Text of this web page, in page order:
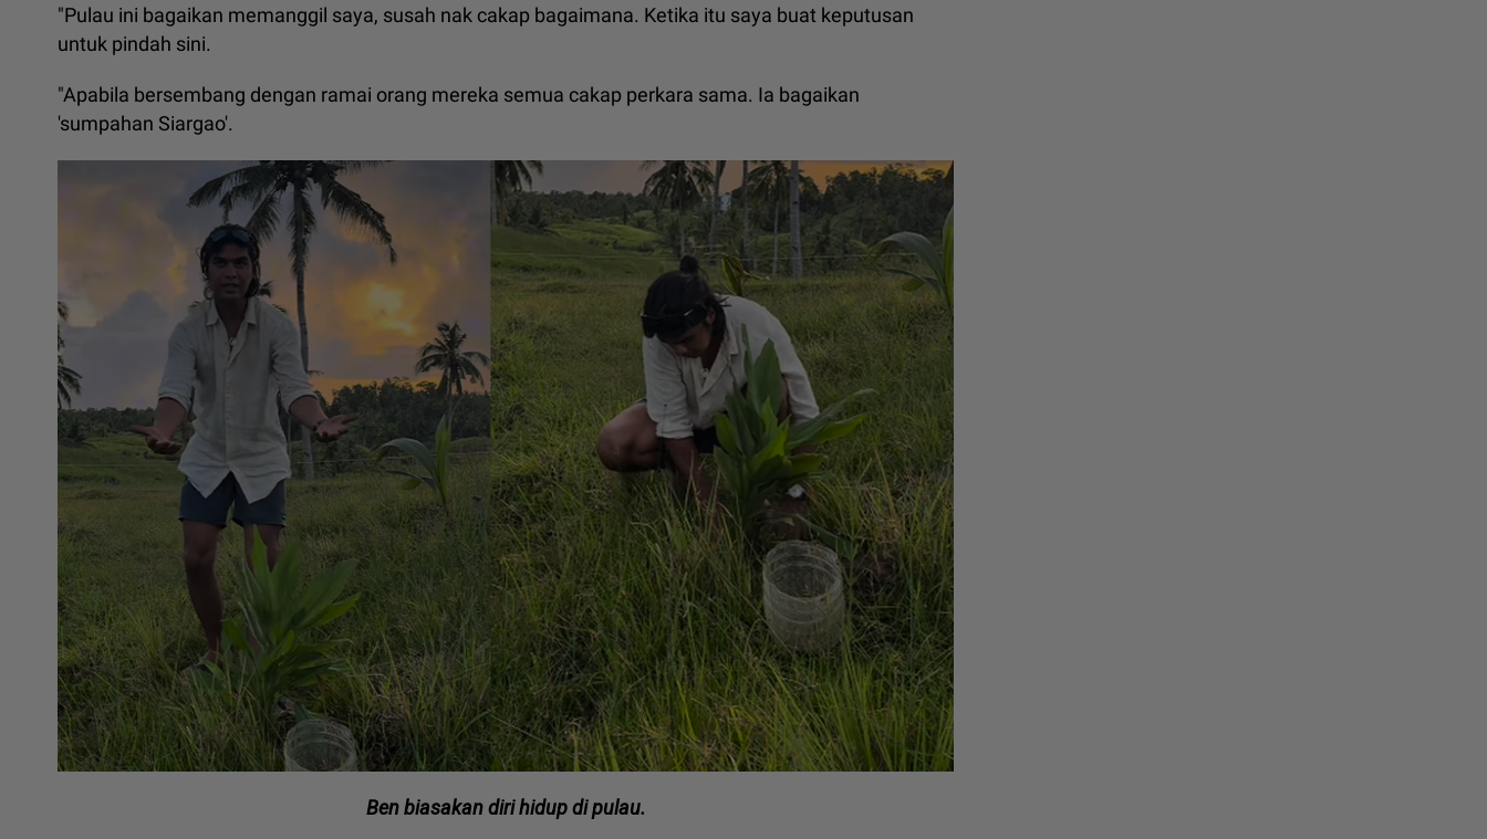
"Pulau ini bagaikan memanggil saya, susah nak cakap bagaimana. Ketika itu saya buat keputusan
untuk pindah sini.
"Apabila bersembang dengan ramai orang mereka semua cakap perkara sama. Ia bagaikan
'sumpahan Siargao'.
Ben biasakan diri hidup di pulau.